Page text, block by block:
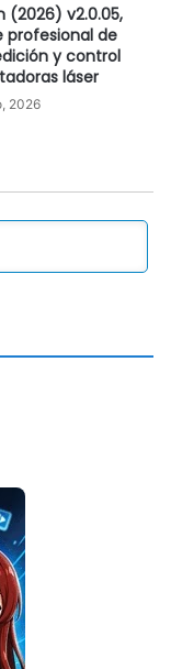
(2026) v2.0.05,
profesional de
y control
láser
2026